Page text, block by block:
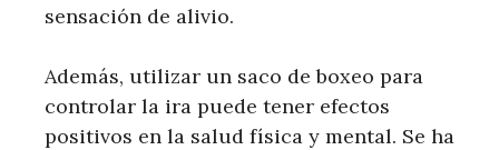
sensación de alivio.
Además, utilizar un saco de boxeo para
controlar la ira puede tener efectos
positivos en la salud física y mental. Se ha